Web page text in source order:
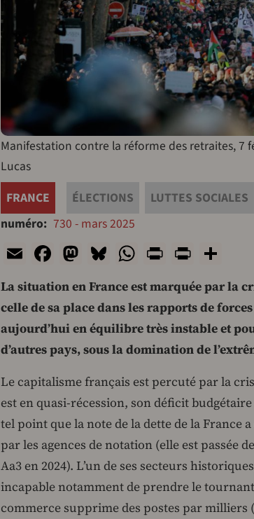
Manifestation contre la réforme des retraites, 7
Lucas
FRANCE
ÉLECTIONS
LUTTES SOCIALES
numéro 730 - mars 2025
EmailFacebook
Mastodon
Bluesky
WhatsApp
Print
La situation en France est marquée par la
celle de sa place dans les rapports de
aujourd’hui en équilibre très instable et
d’autres pays, sous la domination de
Le capitalisme français est percuté par la
est en quasi-récession, son déficit
tel point que la note de la dette de la France
par les agences de notation (elle est passée
Aa3 en 2024). L’un de ses secteurs
incapable notamment de prendre le
commerce supprime des postes par milliers